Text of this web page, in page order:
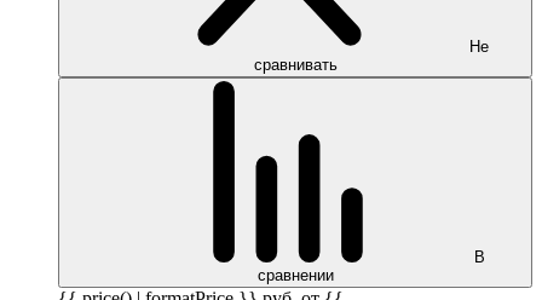
Не
сравнивать
В
сравнении